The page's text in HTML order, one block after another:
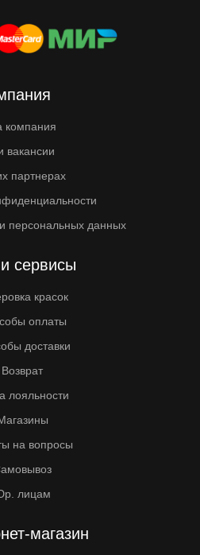
компания
вакансии
партнерах
персональных данных
сервисы
красок
оплаты
доставки
Возврат
лояльности
на вопросы
лицам
магазин